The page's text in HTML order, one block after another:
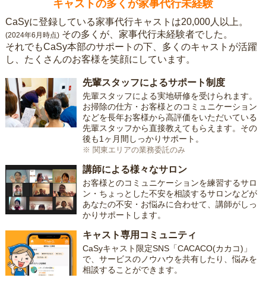
キャストの多くが家事代行未経験
CaSyに登録している家事代行キャストは20,000人以上。
(2024年6月時点) その多くが、家事代行未経験者でした。
それでもCaSy本部のサポートの下、多くのキャストが活躍
し、たくさんのお客様を笑顔にしています。
先輩スタッフによるサポート制度
先輩スタッフによる実地研修を受けられます。
お掃除の仕方・お客様とのコミュニケーション
などを長年お客様から高評価をいただいている
先輩スタッフから直接教えてもらえます。その
後も1ヶ月間しっかりサポート。
※ 関東エリアの業務委託のみ
講師による様々なサロン
お客様とのコミュニケーションを練習するサロ
ン・ちょっとした不安を相談するサロンなどが
あなたの不安・お悩みに合わせて、講師がしっ
かりサポートします。
キャスト専用コミュニティ
CaSyキャスト限定SNS「CACACO(カカコ)」
で、サービスのノウハウを共有したり、悩みを
相談することができます。